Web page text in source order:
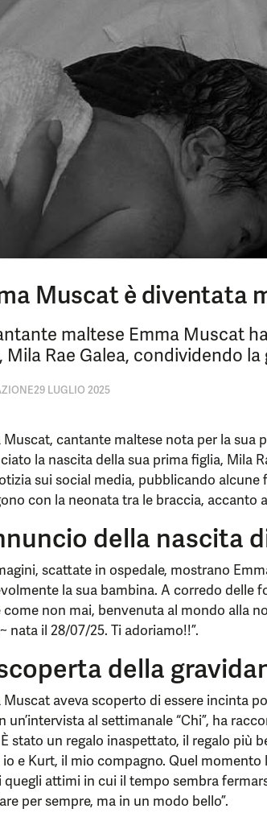
Muscat è diventata
maltese Emma Muscat
Mila Rae Galea, condividendo
29 LUGLIO 2025
Muscat, cantante maltese nota per la sua
la nascita della sua prima figlia, Mila
sui social media, pubblicando alcune
con la neonata tra le braccia, accanto
della nascita
scattate in ospedale, mostrano
la sua bambina. A corredo delle
come non mai, benvenuta al mondo alla
nata il 28/07/25. Ti adoriamo!!”.
della
Muscat aveva scoperto di essere incinta
un’intervista al settimanale “Chi”, ha
stato un regalo inaspettato, il regalo più
io e Kurt, il mio compagno. Quel
quegli attimi in cui il tempo sembra
per sempre, ma in un modo bello”.